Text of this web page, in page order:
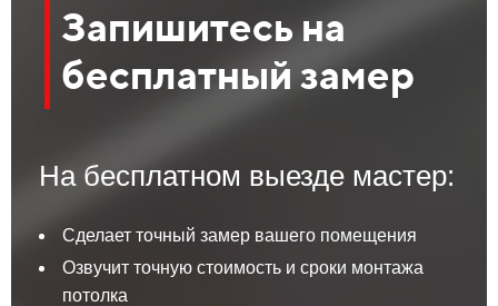
Запишитесь на
бесплатный замер
На бесплатном выезде мастер:
Сделает точный замер вашего помещения
Озвучит точную стоимость и сроки монтажа
потолка